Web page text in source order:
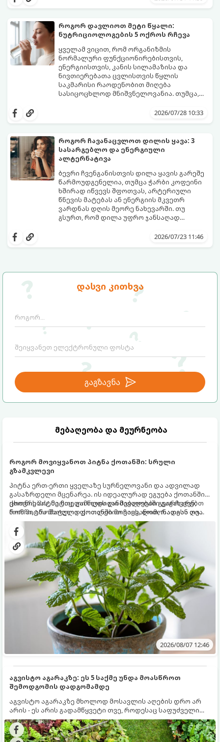
დასვი კითხვა
გაგზავნა
მებაღეობა და მეურნეობა
როგორ მოვიყვანოთ პიტნა ქოთანში: სრული
გზამკვლევი
პიტნა ერთ-ერთი ყველაზე სურნელოვანი და ადვილად
გასაზრდელი მცენარეა. ის იდეალურად ეგუება ქოთანში
ცხოვრებას, მეტიც, გამოცდილი მებაღეები გვირჩევენ,
რომ პიტნა მხოლოდ ქოთანში მოვიყვანოთ, რადგან ღია
გრუნტში (ბაღში) დარგვისას ის ფესვებით ძალიან
სწრაფად ვრცელდება და სხვა მცენარეებს ავიწროებს.
ქოთნის პიტნა მთელი წლის განმავლობაში გაგახარებთ
ნორჩი, არომატული ფოთლებით ჩაის, ლიმონათისა თუ
კერძებისთვის.
2026/08/07 12:46
აგვისტო აგარაკზე: ეს 5 საქმე უნდა მოასწროთ
შემოდგომის დადგომამდე
აგვისტო აგარაკზე მხოლოდ მოსავლის აღების დრო არ
არის - ეს არის გადამწყვეტი თვე, როდესაც საფუძველი
ეყრება მომავალი წლის მოსავალს და ბაღი მზადდება
შემოდგომა-ზამთრის სეზონისთვის. იმისათვის, რომ
ნიადაგმა ენერგია აღიდგინოს, ხოლო მცენარეებმა
საშუალოდ 40-დან 50 წლამდე ასაკში იწყება
და შესაძლოა 4-დან 8 წლამდე
გაგრძელდეს).
იმისათვის, რომ ეს პერიოდი შფოთვის
გარეშე გაიაროთ, მნიშვნელოვანია
იცოდეთ, რა სიგნალებს გზავნის ორგანიზმი
და როგორ შეიმსუბუქოთ მდგომარეობა
მეან-გინეკოლოგებისა და
ნუტრიციოლოგების რეკომენდაციებით.
როგორ დავლიოთ მეტი წყალი:
ნუტრიციოლოგების 5 ოქროს რჩევა
ყველამ ვიცით, რომ ორგანიზმის
ნორმალური ფუნქციონირებისთვის,
ენერგიისთვის, კანის სილამაზისა და
ნივთიერებათა ცვლისთვის წყლის
საკმარისი რაოდენობით მიღება
სასიცოცხლოდ მნიშვნელოვანია. თუმცა,
უბრალოდ ჩვევის არქონის გამო, დღის
გამოწვევად რჩება.
დალევა ან მისი გემო მოსაწყენი
დაგეხმარებათ, წყლის სმა
ყოველდღიურ, სასიამოვნო ჩვევად
აქციოთ.
2026/07/28 10:33
როგორ ჩავანაცვლოთ დილის ყავა: 3
სასარგებლო და ენერგიული
ალტერნატივა
ბევრი ჩვენგანისთვის დილა ყავის გარეშე
წარმოუდგენელია, თუმცა ჭარბი კოფეინი
ხშირად იწვევს შფოთვას, არტერიული
წნევის მატებას ან ენერგიის მკვეთრ
ვარდნას დღის მეორე ნახევარში. თუ
გსურთ, რომ დილა უფრო ჯანსაღად
შეინარჩუნოთ, ექსპერტები ყავის სამ
თქვენთვის სასურველი სასმელი:2026/07/23 11:46